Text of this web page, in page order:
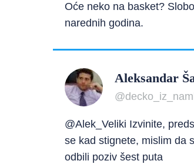
Oće neko na basket?
narednih godina.
Aleksandar
@Alek_Veliki Izvinite,
se kad stignete, mislim da
odbili poziv šest puta